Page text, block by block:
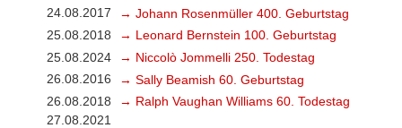
24.08.2017
→ Johann Rosenmüller 400. Geburtstag
25.08.2018
→ Leonard Bernstein 100. Geburtstag
25.08.2024
→ Niccolò Jommelli 250. Todestag
26.08.2016
→ Sally Beamish 60. Geburtstag
26.08.2018
→ Ralph Vaughan Williams 60. Todestag
27.08.2021